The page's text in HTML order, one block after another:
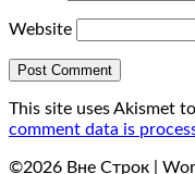
Website
This site uses Akismet
comment data is
©2026 Вне Строк |